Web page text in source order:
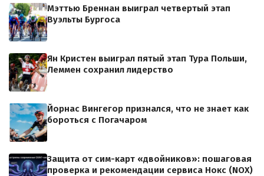
Мэттью Бреннан выиграл четвертый этап
Вуэльты Бургоса
Ян Кристен выиграл пятый этап Тура Польши,
Леммен сохранил лидерство
Йорнас Вингегор признался, что не знает как
бороться с Погачаром
Защита от сим-карт «двойников»: пошаговая
проверка и рекомендации сервиса Нокс (NOX)